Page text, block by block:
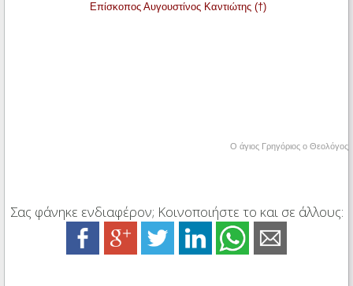
Επίσκοπος Αυγουστίνος Καντιώτης (†)
O άγιος Γρηγόριος ο Θεολόγος
Σας φάνηκε ενδιαφέρον; Κοινοποιήστε το και σε άλλους: